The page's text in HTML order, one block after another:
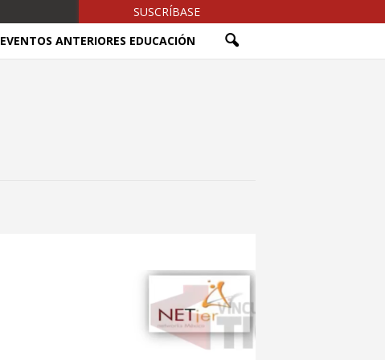
SUSCRÍBASE
EVENTOS ANTERIORES EDUCACIÓN